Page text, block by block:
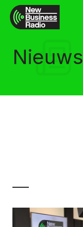
Nieuws